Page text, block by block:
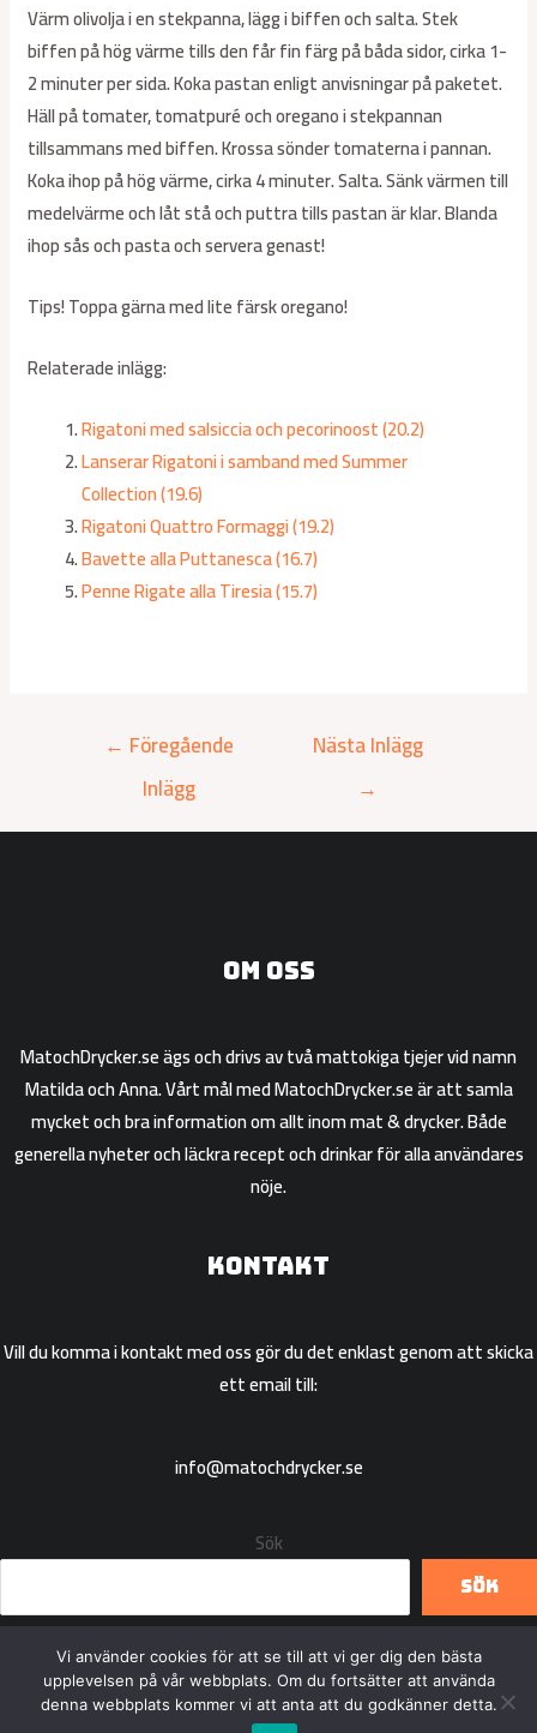
Värm olivolja i en stekpanna, lägg i biffen och salta. Stek
biffen på hög värme tills den får fin färg på båda sidor, cirka 1-
2 minuter per sida. Koka pastan enligt anvisningar på paketet.
Häll på tomater, tomatpuré och oregano i stekpannan
tillsammans med biffen. Krossa sönder tomaterna i pannan.
Koka ihop på hög värme, cirka 4 minuter. Salta. Sänk värmen till
medelvärme och låt stå och puttra tills pastan är klar. Blanda
ihop sås och pasta och servera genast!
Tips! Toppa gärna med lite färsk oregano!
Relaterade inlägg:
Rigatoni med salsiccia och pecorinoost (20.2)
Lanserar Rigatoni i samband med Summer
Collection (19.6)
Rigatoni Quattro Formaggi (19.2)
Bavette alla Puttanesca (16.7)
Penne Rigate alla Tiresia (15.7)
← Föregående
Inlägg
Nästa Inlägg
→
Om oss
MatochDrycker.se ägs och drivs av två mattokiga tjejer vid namn
Matilda och Anna. Vårt mål med MatochDrycker.se är att samla
mycket och bra information om allt inom mat & drycker. Både
generella nyheter och läckra recept och drinkar för alla användares
nöje.
Kontakt
Vill du komma i kontakt med oss gör du det enklast genom att skicka
ett email till:
info@matochdrycker.se
Sök
Sök
Copyright © 2026 Matochdrycker.se
Vi använder cookies för att se till att vi ger dig den bästa
upplevelsen på vår webbplats. Om du fortsätter att använda
denna webbplats kommer vi att anta att du godkänner detta.